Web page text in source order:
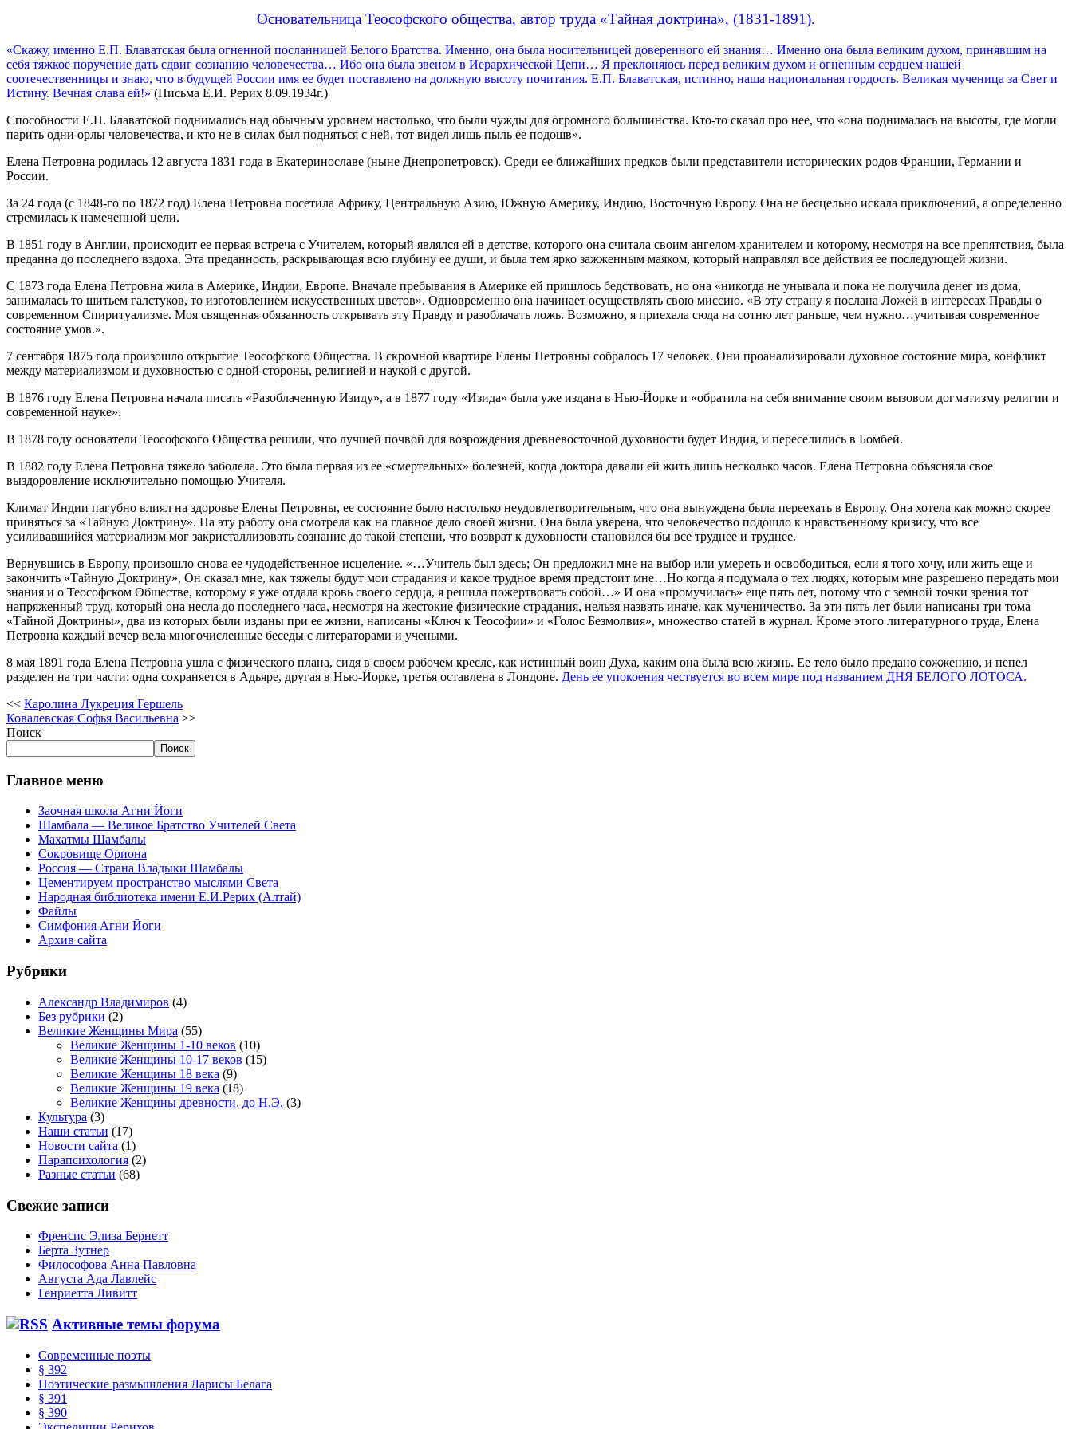
Основательница Теософского общества, автор труда «Тайная доктрина», (1831-1891).
«Скажу, именно Е.П. Блаватская была огненной посланницей Белого Братства. Именно, она была носительницей доверенного ей знания… Именно она была великим духом, принявшим на
себя тяжкое поручение дать сдвиг сознанию человечества… Ибо она была звеном в Иерархической Цепи… Я преклоняюсь перед великим духом и огненным сердцем нашей
соотечественницы и знаю, что в будущей России имя ее будет поставлено на должную высоту почитания. Е.П. Блаватская, истинно, наша национальная гордость. Великая мученица за Свет и
Истину. Вечная слава ей!» (Письма Е.И. Рерих 8.09.1934г.)
Способности Е.П. Блаватской поднимались над обычным уровнем настолько, что были чужды для огромного большинства. Кто-то сказал про нее, что «она поднималась на высоты, где могли
парить одни орлы человечества, и кто не в силах был подняться с ней, тот видел лишь пыль ее подошв».
Елена Петровна родилась 12 августа 1831 года в Екатеринославе (ныне Днепропетровск). Среди ее ближайших предков были представители исторических родов Франции, Германии и
России.
За 24 года (с 1848-го по 1872 год) Елена Петровна посетила Африку, Центральную Азию, Южную Америку, Индию, Восточную Европу. Она не бесцельно искала приключений, а определенно
стремилась к намеченной цели.
В 1851 году в Англии, происходит ее первая встреча с Учителем, который являлся ей в детстве, которого она считала своим ангелом-хранителем и которому, несмотря на все препятствия, была
преданна до последнего вздоха. Эта преданность, раскрывающая всю глубину ее души, и была тем ярко зажженным маяком, который направлял все действия ее последующей жизни.
С 1873 года Елена Петровна жила в Америке, Индии, Европе. Вначале пребывания в Америке ей пришлось бедствовать, но она «никогда не унывала и пока не получила денег из дома,
занималась то шитьем галстуков, то изготовлением искусственных цветов». Одновременно она начинает осуществлять свою миссию. «В эту страну я послана Ложей в интересах Правды о
современном Спиритуализме. Моя священная обязанность открывать эту Правду и разоблачать ложь. Возможно, я приехала сюда на сотню лет раньше, чем нужно…учитывая современное
состояние умов.».
7 сентября 1875 года произошло открытие Теософского Общества. В скромной квартире Елены Петровны собралось 17 человек. Они проанализировали духовное состояние мира, конфликт
между материализмом и духовностью с одной стороны, религией и наукой с другой.
В 1876 году Елена Петровна начала писать «Разоблаченную Изиду», а в 1877 году «Изида» была уже издана в Нью-Йорке и «обратила на себя внимание своим вызовом догматизму религии и
современной науке».
В 1878 году основатели Теософского Общества решили, что лучшей почвой для возрождения древневосточной духовности будет Индия, и переселились в Бомбей.
В 1882 году Елена Петровна тяжело заболела. Это была первая из ее «смертельных» болезней, когда доктора давали ей жить лишь несколько часов. Елена Петровна объясняла свое
выздоровление исключительно помощью Учителя.
Климат Индии пагубно влиял на здоровье Елены Петровны, ее состояние было настолько неудовлетворительным, что она вынуждена была переехать в Европу. Она хотела как можно скорее
приняться за «Тайную Доктрину». На эту работу она смотрела как на главное дело своей жизни. Она была уверена, что человечество подошло к нравственному кризису, что все
усиливавшийся материализм мог закристаллизовать сознание до такой степени, что возврат к духовности становился бы все труднее и труднее.
Вернувшись в Европу, произошло снова ее чудодейственное исцеление. «…Учитель был здесь; Он предложил мне на выбор или умереть и освободиться, если я того хочу, или жить еще и
закончить «Тайную Доктрину», Он сказал мне, как тяжелы будут мои страдания и какое трудное время предстоит мне…Но когда я подумала о тех людях, которым мне разрешено передать мои
знания и о Теософском Обществе, которому я уже отдала кровь своего сердца, я решила пожертвовать собой…» И она «промучилась» еще пять лет, потому что с земной точки зрения тот
напряженный труд, который она несла до последнего часа, несмотря на жестокие физические страдания, нельзя назвать иначе, как мученичество. За эти пять лет были написаны три тома
«Тайной Доктрины», два из которых были изданы при ее жизни, написаны «Ключ к Теософии» и «Голос Безмолвия», множество статей в журнал. Кроме этого литературного труда, Елена
Петровна каждый вечер вела многочисленные беседы с литераторами и учеными.
8 мая 1891 года Елена Петровна ушла с физического плана, сидя в своем рабочем кресле, как истинный воин Духа, каким она была всю жизнь. Ее тело было предано сожжению, и пепел
разделен на три части: одна сохраняется в Адьяре, другая в Нью-Йорке, третья оставлена в Лондоне. День ее упокоения чествуется во всем мире под названием ДНЯ БЕЛОГО ЛОТОСА.
<< Каролина Лукреция Гершель
Ковалевская Софья Васильевна >>
Поиск
Поиск
Главное меню
Заочная школа Агни Йоги
Шамбала — Великое Братство Учителей Света
Махатмы Шамбалы
Сокровище Ориона
Россия — Страна Владыки Шамбалы
Цементируем пространство мыслями Света
Народная библиотека имени Е.И.Рерих (Алтай)
Файлы
Симфония Агни Йоги
Архив сайта
Рубрики
Александр Владимиров (4)
Без рубрики (2)
Великие Женщины Мира (55)
Великие Женщины 1-10 веков (10)
Великие Женщины 10-17 веков (15)
Великие Женщины 18 века (9)
Великие Женщины 19 века (18)
Великие Женщины древности, до Н.Э. (3)
Культура (3)
Наши статьи (17)
Новости сайта (1)
Парапсихология (2)
Разные статьи (68)
Свежие записи
Френсис Элиза Бернетт
Берта Зутнер
Философова Анна Павловна
Августа Ада Лавлейс
Генриетта Ливитт
Активные темы форума
Современные поэты
§ 392
Поэтические размышления Ларисы Белага
§ 391
§ 390